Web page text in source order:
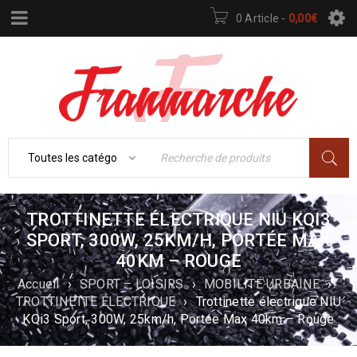
0 Article - 0,00€
TROTTINETTE ÉLECTRIQUE NIU KQI3
SPORT, 300W, 25KM/H, PORTÉE MAX
40KM – ROUGE
Accueil › SPORT – LOISIRS › MOBILITÉ URBAINE ›
TROTTINETTE ÉLECTRIQUE › Trottinette électrique NIU
KQi3 Sport, 300W, 25km/h, Portée Max 40km – Rouge